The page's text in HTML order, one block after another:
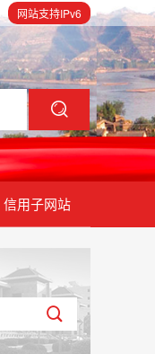
网站支持IPv6
信用子网站